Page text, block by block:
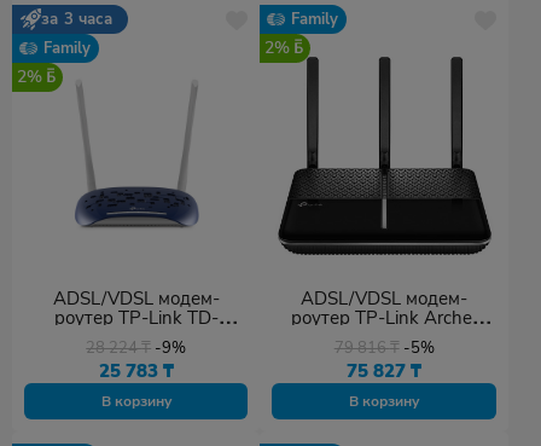
за 3 часа
Family
2%
ADSL/VDSL модем-
роутер TP-Link TD-
W9960
28 224₸ -9%
25 783 ₸
В корзину
Family
2%
ADSL/VDSL модем-
роутер TP-Link Archer
VR600
79 816₸ -5%
75 827₸
В корзину